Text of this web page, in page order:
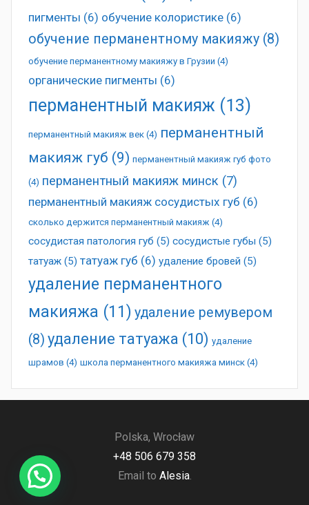
пигменты (6) обучение колористике (6)
обучение перманентному макияжу (8)
обучение перманентному макияжу в Грузии (4)
органические пигменты (6)
перманентный макияж (13)
перманентный макияж век (4) перманентный
макияж губ (9) перманентный макияж губ фото
(4) перманентный макияж минск (7)
перманентный макияж сосудистых губ (6)
сколько держится перманентный макияж (4)
сосудистая патология губ (5) сосудистые губы (5)
татуаж (5) татуаж губ (6) удаление бровей (5)
удаление перманентного
макияжа (11) удаление ремувером
(8) удаление татуажа (10) удаление
шрамов (4) школа перманентного макияжа минск (4)
Polska, Wrocław
+48 506 679 358
Email to Alesia.